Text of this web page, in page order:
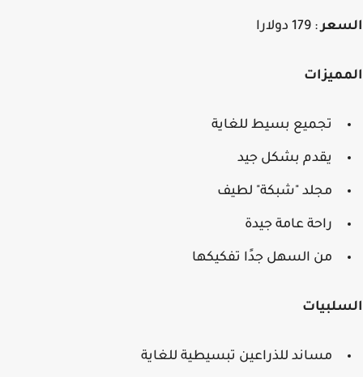
: 179 دولارا
تجميع بسيط للغاية
يقدم بشكل جيد
مجلد "شبكة" لطيف
راحة عامة جيدة
من السهل جدًا تفكيكها
مساند للذراعين تبسيطية للغاية